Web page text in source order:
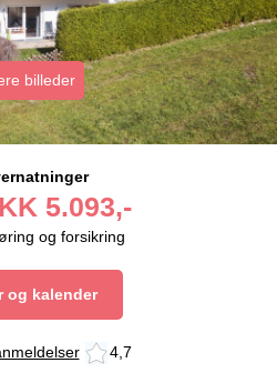
billeder
5.093,-
og forsikring
og kalender
4,7